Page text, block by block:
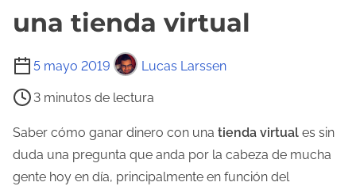
una tienda virtual
5 mayo 2019 Lucas Larssen
T
e
m
p
o
3 minutos de lectura
Saber cómo ganar dinero con una tienda virtual es sin
duda una pregunta que anda por la cabeza de mucha
gente hoy en día, principalmente en función del